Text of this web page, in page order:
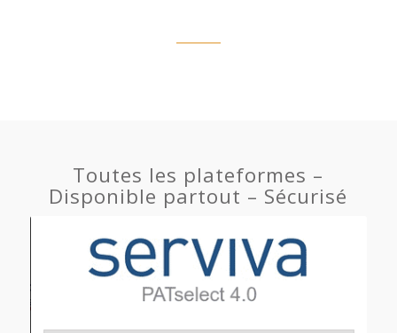
Toutes les plateformes –
Disponible partout – Sécurisé